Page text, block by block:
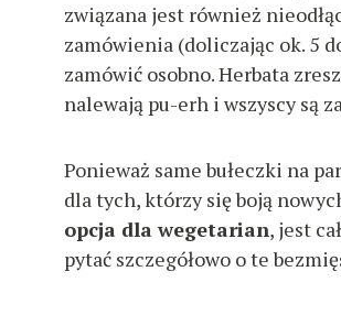
związana jest również
zamówienia (doliczając ok. 5
zamówić osobno. Herbata
nalewają pu-erh i wszyscy są
Ponieważ same bułeczki na
dla tych, którzy się boją
opcja dla wegetarian, jest
pytać szczegółowo o te
W
y
s
z